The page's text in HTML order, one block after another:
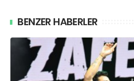
BENZER HABERLER